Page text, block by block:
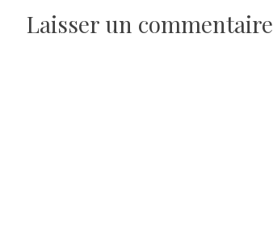
l’article
Laisser un commentaire